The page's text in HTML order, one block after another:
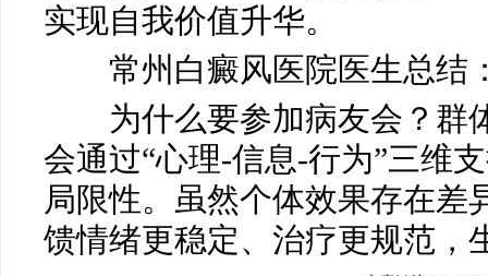
实现自我价值升华。
常州白癜风医院医生总结
为什么要参加病友会？群
会通过“心理-信息-行为”三维
局限性。虽然个体效果存在差
馈情绪更稳定、治疗更规范，